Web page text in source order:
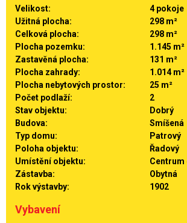
Velikost:
4 pokoje
Užitná plocha:
298 m²
Celková plocha:
298 m²
Plocha pozemku:
1.145 m²
Zastavěná plocha:
131 m²
Plocha zahrady:
1.014 m²
Plocha nebytových prostor:
25 m²
Počet podlaží:
2
Stav objektu:
Dobrý
Budova:
Smíšená
Typ domu:
Patrový
Poloha objektu:
Řadový
Umístění objektu:
Centrum
Zástavba:
Obytná
Rok výstavby:
1902
Vybavení